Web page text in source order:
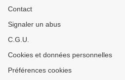
Contact
Signaler un abus
C.G.U.
Cookies et données personnelles
Préférences cookies